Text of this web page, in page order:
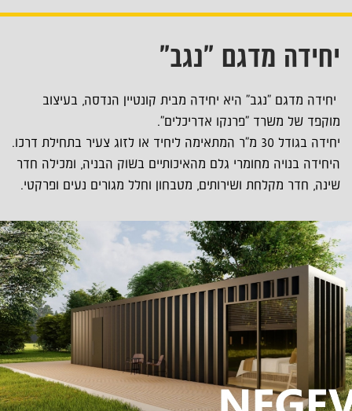
יחידה מדגם "נגב"
יחידה מדגם "נגב" היא יחידה מבית קונטיין הנדסה, בעיצוב
מוקפד של משרד "פרנקו אדריכלים".
יחידה בגודל 30 מ"ר המתאימה ליחיד או לזוג צעיר בתחילת דרכו.
היחידה בנויה מחומרי גלם מהאיכותיים בשוק הבניה, ומכילה חדר
שינה, חדר מקלחת ושירותים, מטבחון וחלל מגורים נעים ופרקטי.